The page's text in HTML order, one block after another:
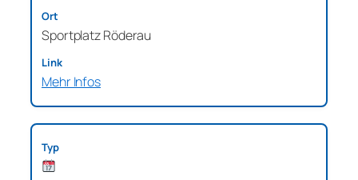
Sportplatz Röderau
Mehr Infos